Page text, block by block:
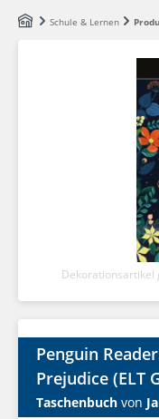
Zum Hauptinhalt
Schule & Lernen
Dekorationsartikel
Penguin
Prejudice (ELT
Taschenbuch von